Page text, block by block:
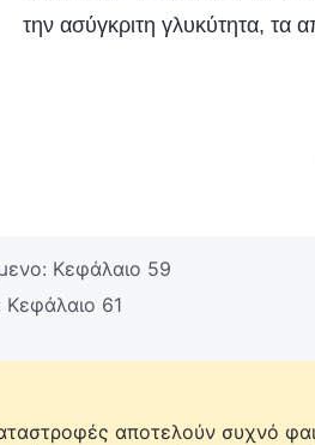
την ασύγκριτη γλυκύτητα, τα
Κεφάλαιο 59
Κεφάλαιο 61
αποτελούν συχνό